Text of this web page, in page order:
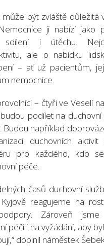
být zvláště důležitá
ji nabízí jako
sdílení i útěchu.
ale o nabídku
– ať už pacientům,
nemocnice.
– čtyři ve Veselí
podílet na duchovní
Budou například
duchovních
pro každého, kdo
péče.
časů duchovní
reagujeme na
Zároveň jsme
péči i na vyžádání, aby
doplnil náměstek